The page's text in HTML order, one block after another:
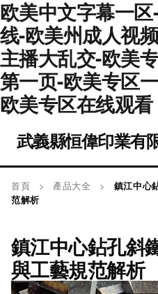
欧美中文字幕一
线-欧美州成人视
主播大乱交-欧美
第一页-欧美专区
欧美专区在线观看
武義縣恒偉印業有
首頁 > 產品大全 >
鎮江中心
范解析
鎮江中心鉆孔斜
與工藝規范解析